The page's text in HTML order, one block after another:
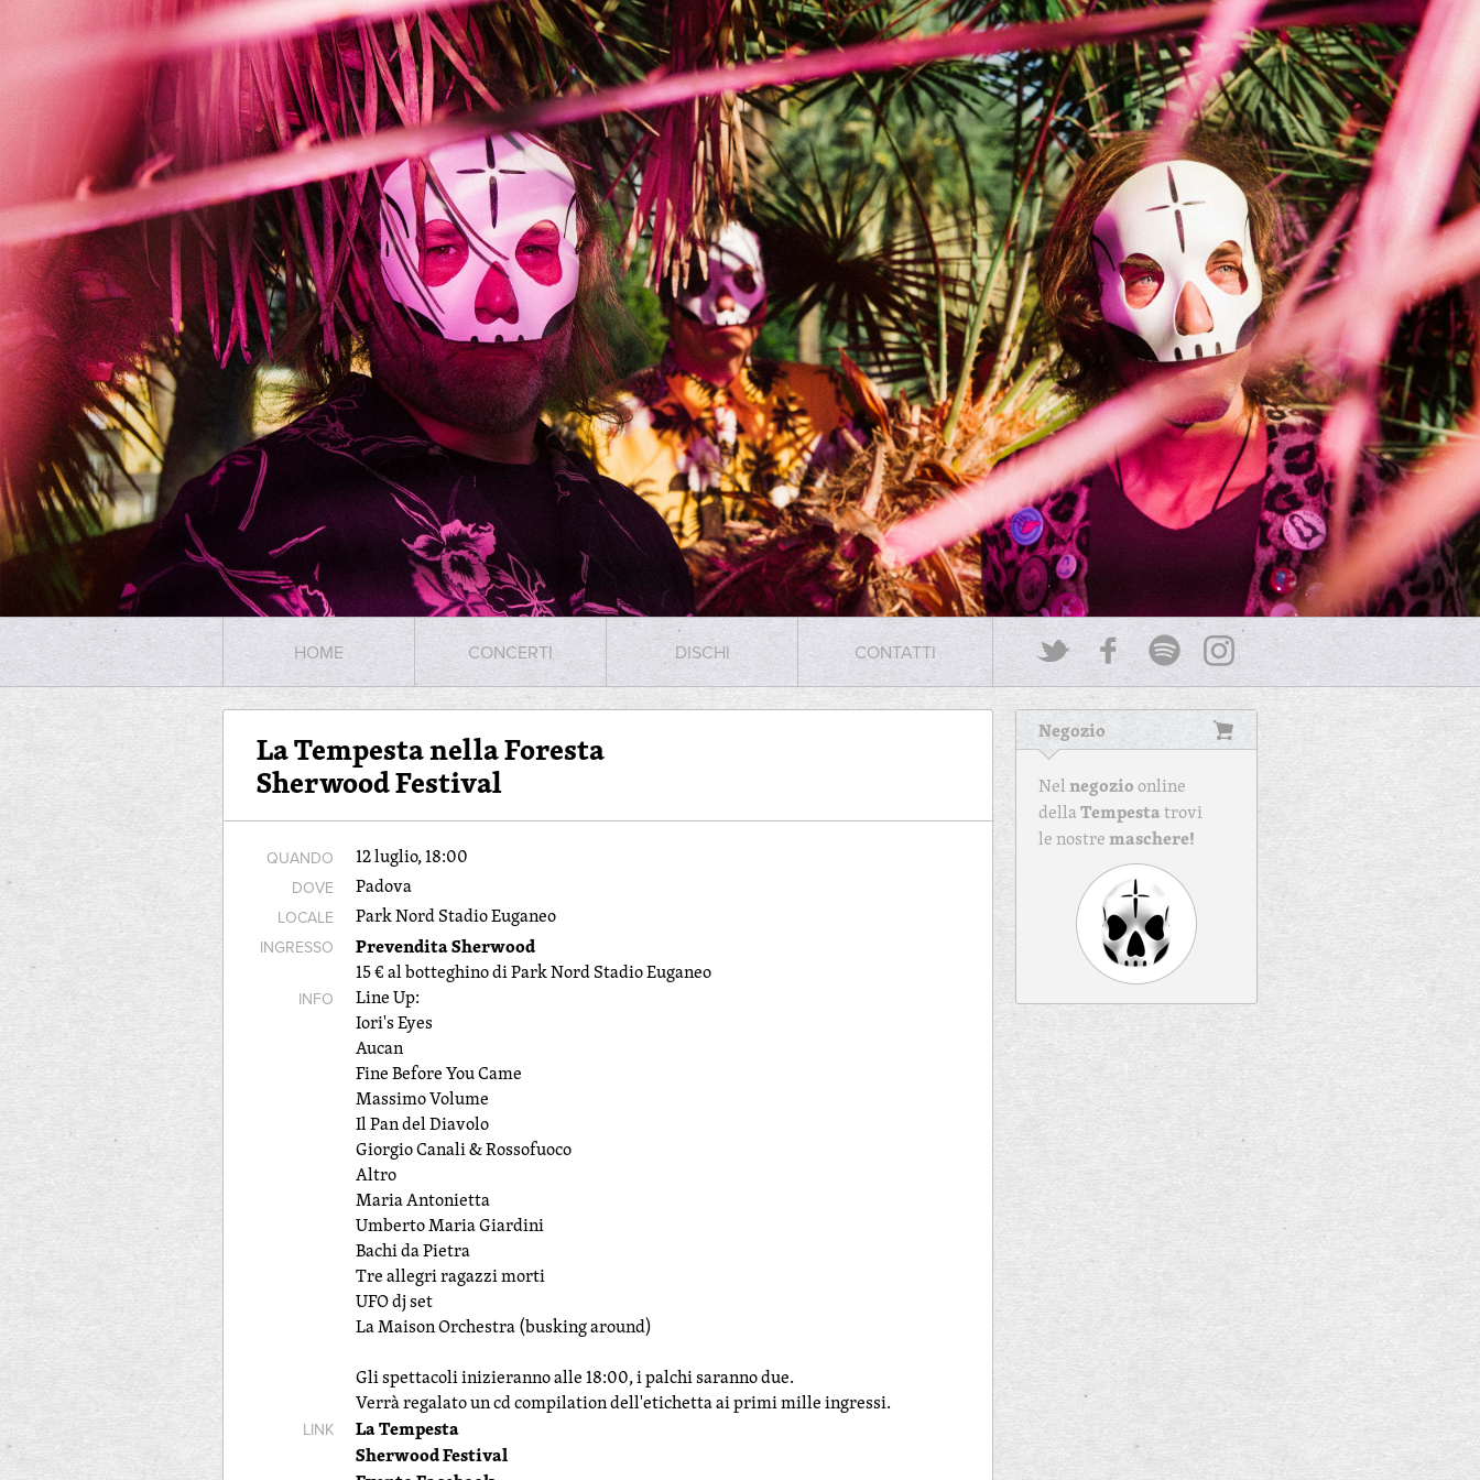
HOME CONCERTI DISCHI CONTATTI
La Tempesta nella Foresta
Sherwood Festival
QUANDO 12 luglio, 18:00
DOVE Padova
LOCALE Park Nord Stadio Euganeo
INGRESSO Prevendita Sherwood
15 € al botteghino di Park Nord Stadio Euganeo
INFO
Line Up:
Iori's Eyes
Aucan
Fine Before You Came
Massimo Volume
Il Pan del Diavolo
Giorgio Canali & Rossofuoco
Altro
Maria Antonietta
Umberto Maria Giardini
Bachi da Pietra
Tre allegri ragazzi morti
UFO dj set
La Maison Orchestra (busking around)
Gli spettacoli inizieranno alle 18:00, i palchi saranno due.
Verrà regalato un cd compilation dell'etichetta ai primi mille ingressi.
LINK
La Tempesta
Sherwood Festival
Negozio
Nelnegozioonline
dellaTempestatrovi
le nostremaschere!